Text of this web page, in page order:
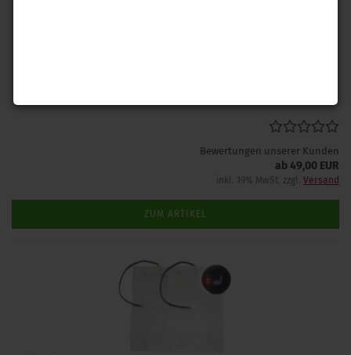
Bewertungen unserer Kunden
ab 49,00 EUR
inkl. 19% MwSt. zzgl. Versand
ZUM ARTIKEL